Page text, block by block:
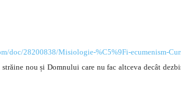
doc/28200838/Misiologie-%C5%9Fi-ecumenism-
nou și Domnului care nu fac altceva decât